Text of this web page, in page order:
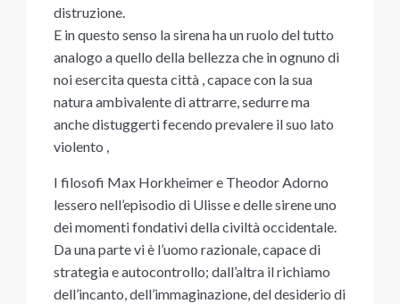
distruzione.
E in questo senso la sirena ha un ruolo del tutto
analogo a quello della bellezza che in ognuno di
noi esercita questa città , capace con la sua
natura ambivalente di attrarre, sedurre ma
anche distuggerti fecendo prevalere il suo lato
violento ,
I filosofi Max Horkheimer e Theodor Adorno
lessero nell’episodio di Ulisse e delle sirene uno
dei momenti fondativi della civiltà occidentale.
Da una parte vi è l’uomo razionale, capace di
strategia e autocontrollo; dall’altra il richiamo
dell’incanto, dell’immaginazione, del desiderio di